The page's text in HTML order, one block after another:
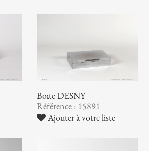
Boîte DESNY
Référence : 15891
Ajouter à votre liste